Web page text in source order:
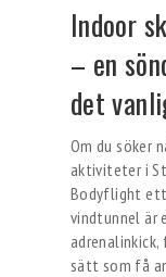
Indoor
– en
det
Om du söker
aktiviteter i
Bodyflight
vindtunnel är
sätt som få